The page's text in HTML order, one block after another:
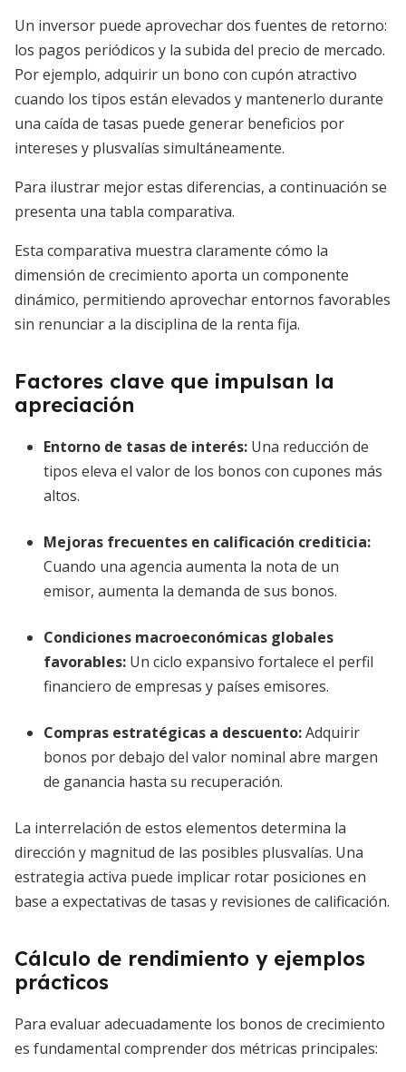
Un inversor puede aprovechar dos fuentes de retorno:
los pagos periódicos y la subida del precio de mercado.
Por ejemplo, adquirir un bono con cupón atractivo
cuando los tipos están elevados y mantenerlo durante
una caída de tasas puede generar beneficios por
intereses y plusvalías simultáneamente.
Para ilustrar mejor estas diferencias, a continuación se
presenta una tabla comparativa.
Esta comparativa muestra claramente cómo la
dimensión de crecimiento aporta un componente
dinámico, permitiendo aprovechar entornos favorables
sin renunciar a la disciplina de la renta fija.
Factores clave que impulsan la
apreciación
Entorno de tasas de interés: Una reducción de
tipos eleva el valor de los bonos con cupones más
altos.
Mejoras frecuentes en calificación crediticia:
Cuando una agencia aumenta la nota de un
emisor, aumenta la demanda de sus bonos.
Condiciones macroeconómicas globales
favorables: Un ciclo expansivo fortalece el perfil
financiero de empresas y países emisores.
Compras estratégicas a descuento:Adquirir
bonos por debajo del valor nominal abre margen
de ganancia hasta su recuperación.
La interrelación de estos elementos determina la
dirección y magnitud de las posibles plusvalías. Una
estrategia activa puede implicar rotar posiciones en
base a expectativas de tasas y revisiones de calificación.
Cálculo de rendimiento y ejemplos
prácticos
Para evaluar adecuadamente los bonos de crecimiento
es fundamental comprender dos métricas principales: